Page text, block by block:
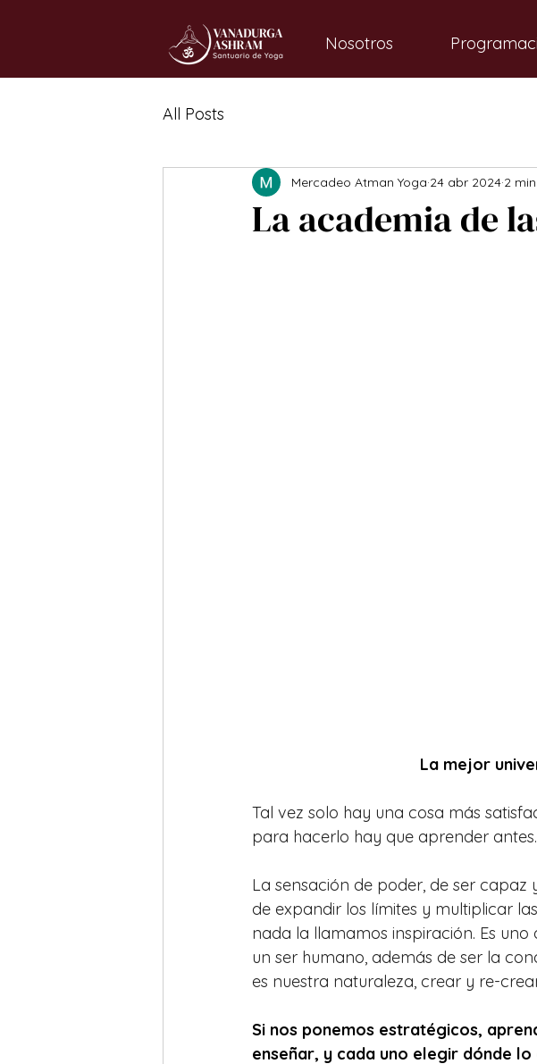
Nosotros
All Posts
La academia de
Mercadeo Atman Yoga 24 abr 2024 2
La mejor
Tal vez solo hay una cosa más
para hacerlo hay que aprender antes.
La sensación de poder, de ser
de expandir los límites y multiplicar
nada la llamamos inspiración. Es
un ser humano, además de ser la
es nuestra naturaleza, crear y re-
Si nos ponemos estratégicos,
enseñar, y cada uno elegir dónde lo